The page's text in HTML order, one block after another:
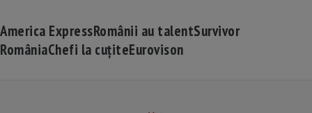
America ExpressRomânii au talentSurvivor
RomâniaChefi la cuțiteEurovison